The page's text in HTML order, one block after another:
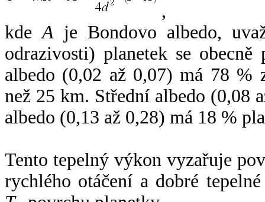
,
kdeA je Bondovo albedo,
odrazivosti) planetek se
albedo (0,02 až 0,07) má 78 %
než 25 km. Střední albedo (0,08
albedo (0,13 až 0,28) má 18 %
Tento tepelný výkon vyzařuje
rychlého otáčení a dobré